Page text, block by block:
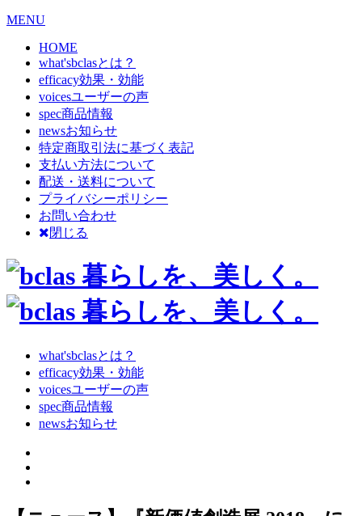
MENU
HOME
what'sbclasとは？
efficacy効果・効能
voicesユーザーの声
spec商品情報
newsお知らせ
特定商取引法に基づく表記
支払い方法について
配送・送料について
プライバシーポリシー
お問い合わせ
閉じる
what'sbclasとは？
efficacy効果・効能
voicesユーザーの声
spec商品情報
newsお知らせ